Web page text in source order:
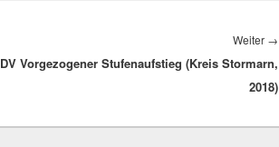
Weiter →
DV Vorgezogener Stufenaufstieg (Kreis Stormarn,
2018)